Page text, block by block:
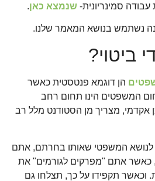
סמינריונית- שנמצא כאן.
נשתמש בנושא המאמר שלנו.
ביטוי?
הן דוגמא פנטסטית כאשר
המשפטים הינו תחום רחב
אקדמי, מצריך מן הסטודנט מלל רב
המשפטי שאותו בחרתם, אתם
כאשר אתם "מפרקים לגורמים" את
וכאשר תקפידו על כך, תצלחו גם